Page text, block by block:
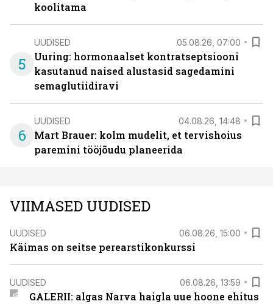
koolitama
5
UUDISED 05.08.26, 07:00
Uuring: hormonaalset kontratseptsiooni
kasutanud naised alustasid sagedamini
semaglutiidiravi
6
UUDISED 04.08.26, 14:48
Mart Brauer: kolm mudelit, et tervishoius
paremini tööjõudu planeerida
VIIMASED UUDISED
UUDISED 06.08.26, 15:00
Käimas on seitse perearstikonkurssi
UUDISED 06.08.26, 13:59
GALERII: algas Narva haigla uue hoone ehitus